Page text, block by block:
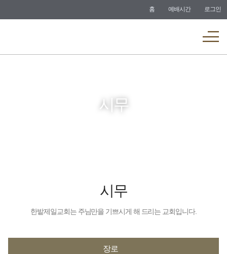
홈 예배시간 로그인
시무
시무
한밭제일교회는 주님만을 기쁘시게 해 드리는 교회입니다.
장로